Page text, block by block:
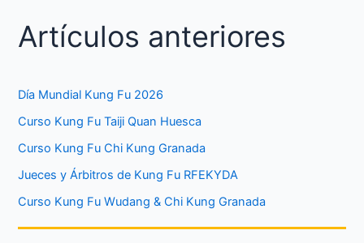
Artículos anteriores
Día Mundial Kung Fu 2026
Curso Kung Fu Taiji Quan Huesca
Curso Kung Fu Chi Kung Granada
Jueces y Árbitros de Kung Fu RFEKYDA
Curso Kung Fu Wudang & Chi Kung Granada